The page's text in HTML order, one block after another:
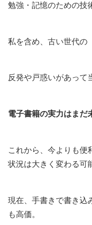
勉強・記憶のための技
私を含め、古い世代の
反発や戸惑いがあって
電子書籍の実力はまだ
これから、今よりも便
状況は大きく変わる可
現在、手書きで書き込
も高価。